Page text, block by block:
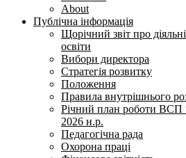
About
Публічна інформація
Щорічний звіт про
освіти
Вибори директора
Стратегія розвитку
Положення
Правила внутрішнього
Річний план роботи
2026 н.р.
Педагогічна рада
Охорона праці